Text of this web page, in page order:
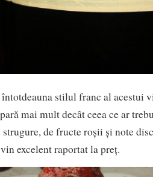
stilul franc al acestui
mai mult decât ceea ce ar
strugure, de fructe roșii și note
excelent raportat la preț.